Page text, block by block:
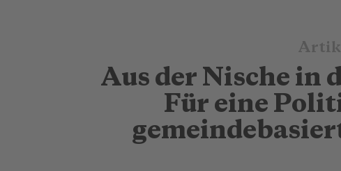
Aus der Nische in
Für eine